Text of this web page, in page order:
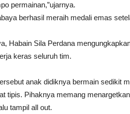
permainan,”ujarnya.
berhasil meraih medali emas
Habain Sila Perdana
keras seluruh tim.
anak didiknya bermain sedikit
tipis. Pihaknya memang
tampil all out.